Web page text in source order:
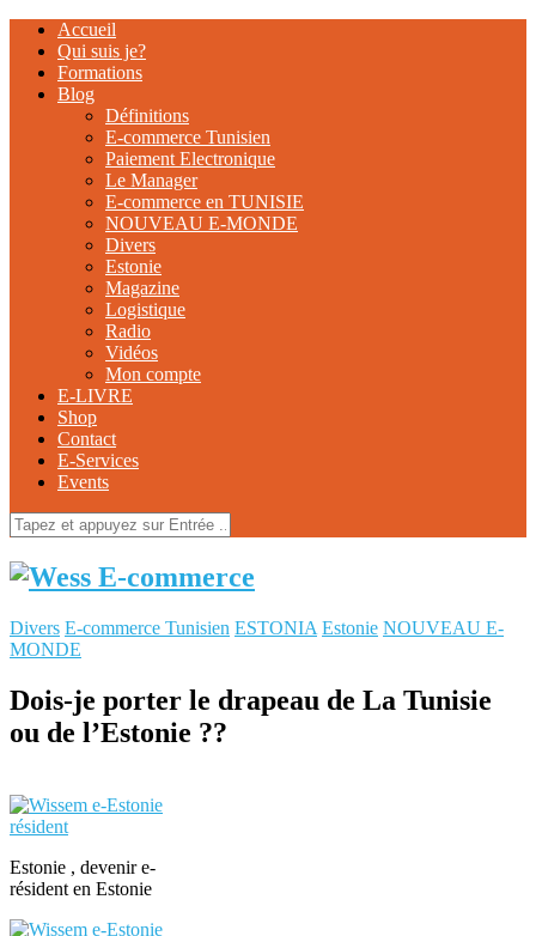
Accueil
Qui suis je?
Formations
Blog
Définitions
E-commerce Tunisien
Paiement Electronique
Le Manager
E-commerce en TUNISIE
NOUVEAU E-MONDE
Divers
Estonie
Magazine
Logistique
Radio
Vidéos
Mon compte
E-LIVRE
Shop
Contact
E-Services
Events
Divers E-commerce Tunisien ESTONIA Estonie NOUVEAU E-
MONDE
Dois-je porter le drapeau de La Tunisie
ou de l’Estonie ??
Estonie , devenir e-
résident en Estonie